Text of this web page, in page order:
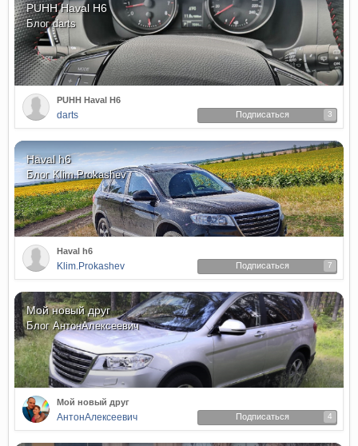
PUHH Haval H6
Блогdarts
PUHH Haval H6
darts Подписаться 3
Haval h6
Блог Klim.Prokashev
Haval h6
Klim.Prokashev Подписаться 7
Мой новый друг
БлогАнтонАлексеевич
Мой новый друг
АнтонАлексеевич Подписаться 4